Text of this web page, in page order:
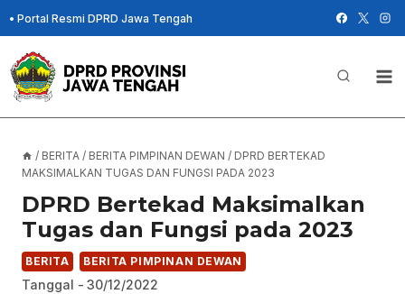
Skip
to
content
• Portal Resmi DPRD Jawa Tengah
/ BERITA / BERITA PIMPINAN DEWAN / DPRD BERTEKAD
MAKSIMALKAN TUGAS DAN FUNGSI PADA 2023
DPRD Bertekad Maksimalkan
Tugas dan Fungsi pada 2023
BERITA BERITA PIMPINAN DEWAN
Tanggal - 30/12/2022